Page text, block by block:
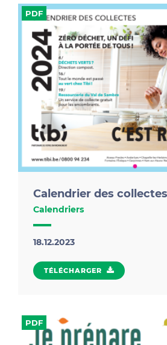
Évitez les erreurs de tri des PMC
guide du tri !
PDF
Calendrier des
Calendriers
18.12.2023
TÉLÉCHARGER
Retrouvez toutes les dates des
porte pour l'année 2024, ainsi
TÉLÉCHARGER
PDF